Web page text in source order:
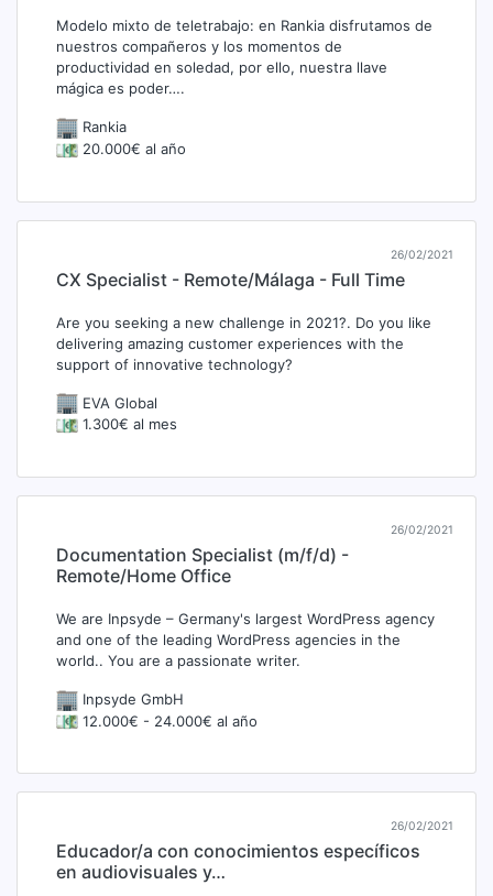
Modelo mixto de teletrabajo: en Rankia disfrutamos de
nuestros compañeros y los momentos de
productividad en soledad, por ello, nuestra llave
mágica es poder….
Rankia
20.000€ al año
26/02/2021
CX Specialist - Remote/Málaga - Full Time
Are you seeking a new challenge in 2021?. Do you like
delivering amazing customer experiences with the
support of innovative technology?
EVA Global
1.300€ al mes
26/02/2021
Documentation Specialist (m/f/d) -
Remote/Home Office
We are Inpsyde – Germany's largest WordPress agency
and one of the leading WordPress agencies in the
world.. You are a passionate writer.
Inpsyde GmbH
12.000€ - 24.000€ al año
26/02/2021
Educador/a con conocimientos específicos
en audiovisuales y…